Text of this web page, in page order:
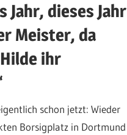
Jahr, dieses Jahr
Meister, da
ihr
schon jetzt: Wieder
Borsigplatz in Dortmund